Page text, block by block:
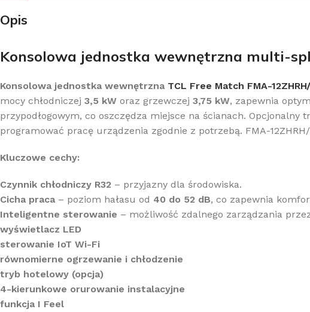
Opis
Konsolowa jednostka wewnętrzna multi-
Konsolowa jednostka wewnętrzna TCL Free Match FMA-
mocy chłodniczej 3,5 kW oraz grzewczej 3,75 kW, zapewnia
przypodłogowym, co oszczędza miejsce na ścianach.
programować pracę urządzenia zgodnie z potrzebą. FMA-
Kluczowe cechy:
Czynnik chłodniczy R32 – przyjazny dla środowiska.
Cicha praca – poziom hałasu od 40 do 52 dB, co zapewnia
Inteligentne sterowanie – możliwość zdalnego zarządzania
wyświetlacz LED
sterowanie IoT Wi-Fi
równomierne ogrzewanie i chłodzenie
tryb hotelowy (opcja)
4-kierunkowe orurowanie instalacyjne
funkcja I Feel